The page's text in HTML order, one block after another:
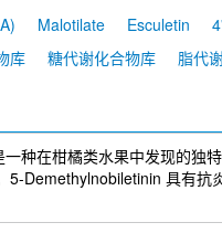
Malotilate Esculetin
库 糖代谢化合物库 脂代
种在柑橘类水果中发现的
Demethylnobiletinin 具有抗